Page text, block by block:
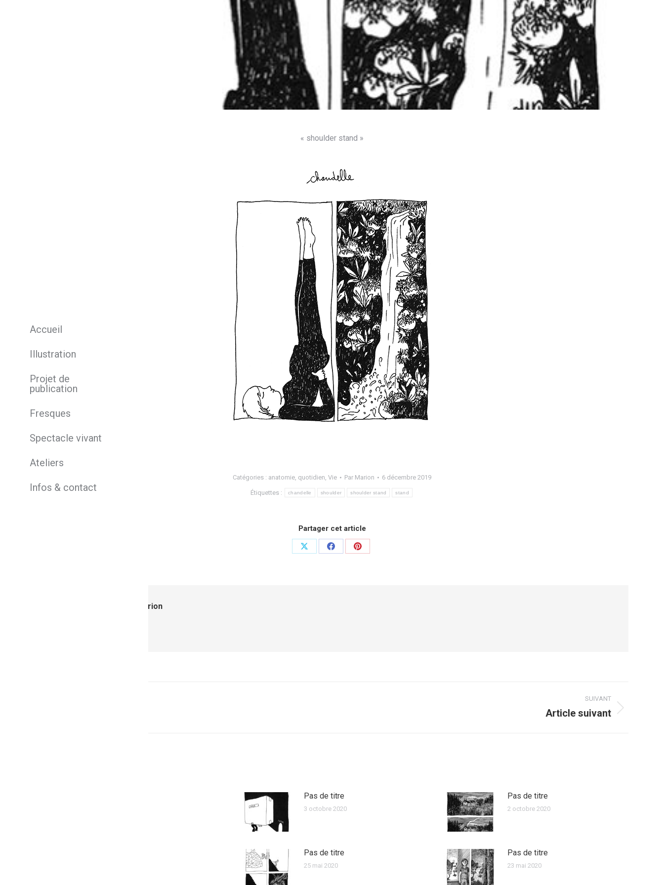
« shoulder stand »
Catégories : anatomie, quotidien, Vie Par Marion 6 décembre 2019
Étiquettes : chandelle shoulder shoulder stand stand
Partager cet article
Marion
SUIVANT
Article suivant
Pas de titre
3 octobre 2020
Pas de titre
2 octobre 2020
Pas de titre
25 mai 2020
Pas de titre
23 mai 2020
Accueil
Illustration
Projet de
publication
Fresques
Spectacle vivant
Ateliers
Infos & contact